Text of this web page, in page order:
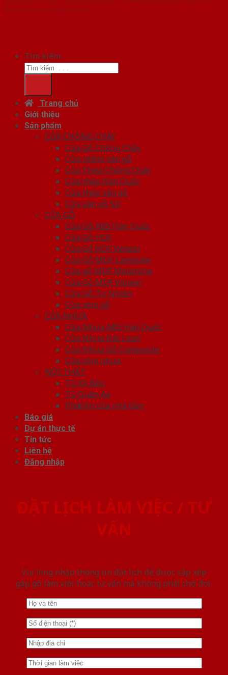
Đơn vị chủ quản SaigonDoor
Tìm kiếm:
Trang chủ
Giới thiệu
Sản phẩm
CỬA CHỐNG CHÁY
Cửa Gỗ Chống Cháy
Cửa nhôm vân gỗ
Cửa Thép Chống Cháy
Cửa thép Hàn Quốc
Cửa thép vân gỗ
Cửa vân gỗ 5D
CỬA GỖ
Cửa Gỗ ABS Hàn Quốc
Cửa Gỗ HDF
Cửa Gỗ HDF Veneer
Cửa Gỗ MDF Laminate
Cửa gỗ MDF Melamine
Cửa Gỗ MDF Veneer
Cửa Gỗ Tự Nhiên
Cửa vòm gỗ
CỬA NHỰA
Cửa Nhựa ABS Hàn Quốc
Cửa Nhựa Đài Loan
Cửa Nhựa Gỗ Composite
Cửa vòm nhựa
NỘI THẤT
Tủ Kệ Bếp
Tủ Quần Áo
Phụ kiện cửa nhà tắm
Báo giá
Dự án thực tế
Tin tức
Liên hệ
Đăng nhập
ĐẶT LỊCH LÀM VIỆC / TƯ
VẤN
Vui lòng nhập thông tin đặt lịch để được sắp xếp
gặp gỡ làm việc hoăc tư vấn mà không phải chờ đợi.